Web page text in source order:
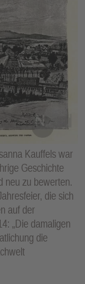
Kauffels war
Geschichte
neu zu bewerten.
die sich
auf der
„Die damaligen
die